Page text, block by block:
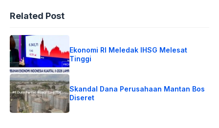
Related Post
Ekonomi RI Meledak IHSG Melesat
Tinggi
Skandal Dana Perusahaan Mantan Bos
Diseret